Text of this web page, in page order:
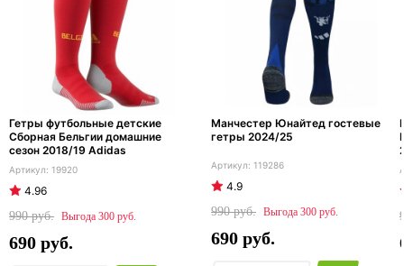
Гетры футбольные детские
Сборная Бельгии домашние
сезон 2018/19 Adidas
19920
4.96
990
300
690
Манчестер Юнайтед гостевые
гетры 2024/25
119286
4.9
990
300
690